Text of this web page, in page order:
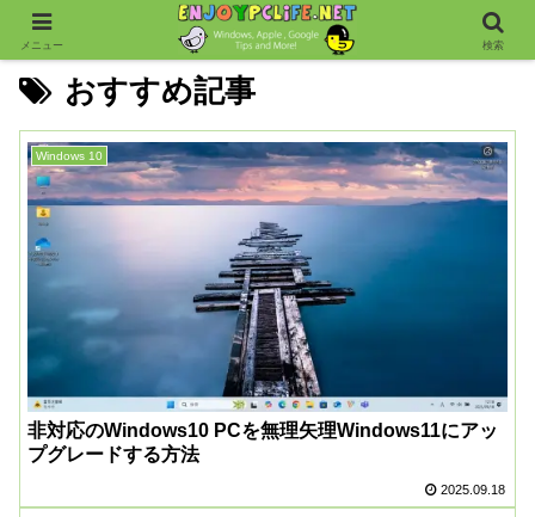
おすすめ記事
Windows 10
非対応のWindows10 PCを無理矢理Windows11にアッ
プグレードする方法
2025.09.18
メニュー 検索